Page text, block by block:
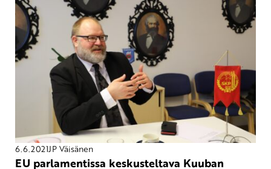
6.6.2021JP Väisänen
EU parlamentissa keskusteltava Kuuban